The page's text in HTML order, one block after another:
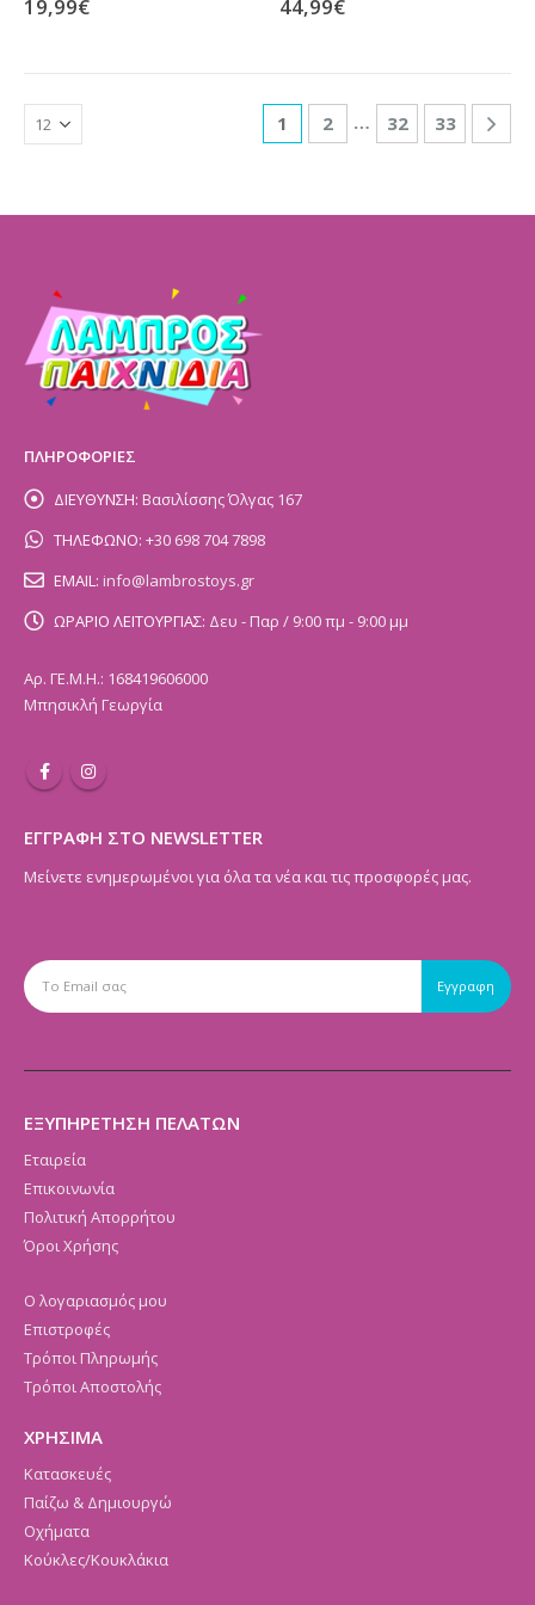
19,99€ 44,99€
1 2 … 32 33
ΠΛΗΡΟΦΟΡΙΕΣ
ΔΙΕΥΘΥΝΣΗ: Βασιλίσσης Όλγας 167
ΤΗΛΕΦΩΝΟ: +30 698 704 7898
EMAIL: info@lambrostoys.gr
ΩΡΑΡΙΟ ΛΕΙΤΟΥΡΓΙΑΣ: Δευ - Παρ / 9:00 πμ - 9:00 μμ
Αρ. ΓΕ.Μ.Η.: 168419606000
Μπησικλή Γεωργία
ΕΓΓΡΑΦΗ ΣΤΟ NEWSLETTER
Μείνετε ενημερωμένοι για όλα τα νέα και τις προσφορές μας.
ΕΞΥΠΗΡΕΤΗΣΗ ΠΕΛΑΤΩΝ
Εταιρεία
Επικοινωνία
Πολιτική Απορρήτου
Όροι Χρήσης
Ο λογαριασμός μου
Επιστροφές
Τρόποι Πληρωμής
Τρόποι Αποστολής
ΧΡΗΣΙΜΑ
Κατασκευές
Παίζω & Δημιουργώ
Οχήματα
Κούκλες/Κουκλάκια